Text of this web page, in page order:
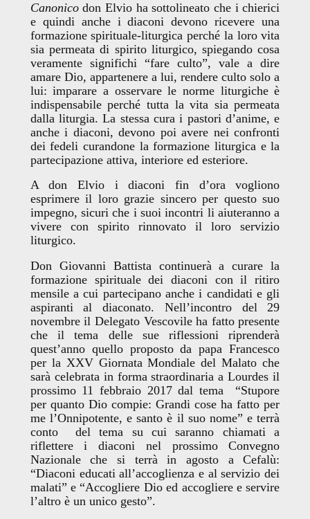
Canonicodon Elvio ha sottolineato che i chierici
e quindi anche i diaconi devono ricevere una
formazione spirituale-liturgica perché la loro vita
sia permeata di spirito liturgico, spiegando cosa
veramente significhi “fare culto”, vale a dire
amare Dio, appartenere a lui, rendere culto solo a
lui: imparare a osservare le norme liturgiche è
indispensabile perché tutta la vita sia permeata
dalla liturgia. La stessa cura i pastori d’anime, e
anche i diaconi, devono poi avere nei confronti
dei fedeli curandone la formazione liturgica e la
partecipazione attiva, interiore ed esteriore.
A don Elvio i diaconi fin d’ora vogliono
esprimere il loro grazie sincero per questo suo
impegno, sicuri che i suoi incontri li aiuteranno a
vivere con spirito rinnovato il loro servizio
liturgico.
Don Giovanni Battista continuerà a curare la
formazione spirituale dei diaconi con il ritiro
mensile a cui partecipano anche i candidati e gli
aspiranti al diaconato. Nell’incontro del 29
novembre il Delegato Vescovile ha fatto presente
che il tema delle sue riflessioni riprenderà
quest’anno quello proposto da papa Francesco
per la XXV Giornata Mondiale del Malato che
sarà celebrata in forma straordinaria a Lourdes il
prossimo 11 febbraio 2017 dal tema “Stupore
per quanto Dio compie: Grandi cose ha fatto per
me l’Onnipotente, e santo è il suo nome” e terrà
conto del tema su cui saranno chiamati a
riflettere i diaconi nel prossimo Convegno
Nazionale che si terrà in agosto a Cefalù:
“Diaconi educati all’accoglienza e al servizio dei
malati” e “Accogliere Dio ed accogliere e servire
l’altro è un unico gesto”.